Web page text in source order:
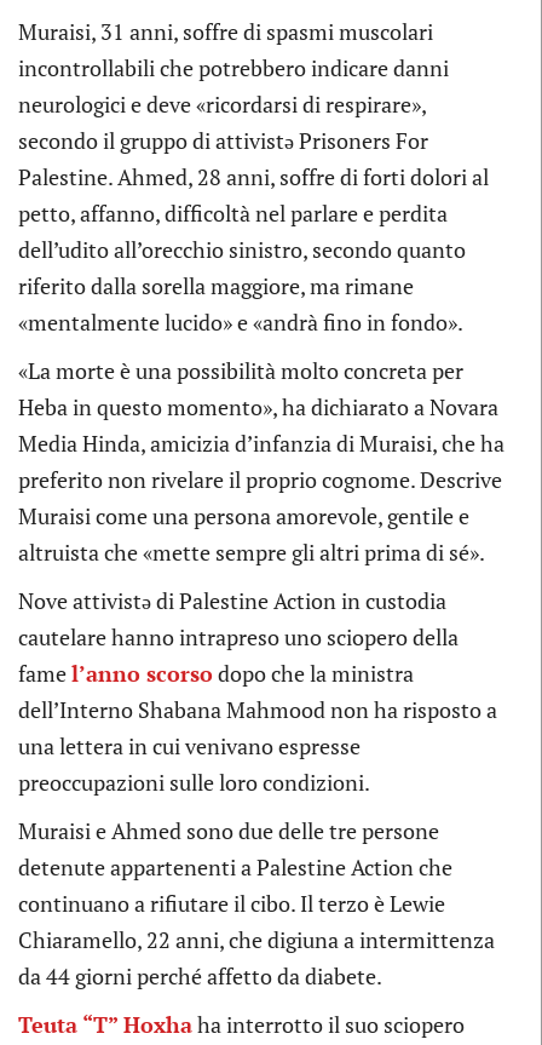
Muraisi, 31 anni, soffre di spasmi muscolari
incontrollabili che potrebbero indicare danni
neurologici e deve «ricordarsi di respirare»,
secondo il gruppo di attivistə Prisoners For
Palestine. Ahmed, 28 anni, soffre di forti dolori al
petto, affanno, difficoltà nel parlare e perdita
dell’udito all’orecchio sinistro, secondo quanto
riferito dalla sorella maggiore, ma rimane
«mentalmente lucido» e «andrà fino in fondo».
«La morte è una possibilità molto concreta per
Heba in questo momento», ha dichiarato a Novara
Media Hinda, amicizia d’infanzia di Muraisi, che ha
preferito non rivelare il proprio cognome. Descrive
Muraisi come una persona amorevole, gentile e
altruista che «mette sempre gli altri prima di sé».
Nove attivistə di Palestine Action in custodia
cautelare hanno intrapreso uno sciopero della
famel’anno scorsodopo che la ministra
dell’Interno Shabana Mahmood non ha risposto a
una lettera in cui venivano espresse
preoccupazioni sulle loro condizioni.
Muraisi e Ahmed sono due delle tre persone
detenute appartenenti a Palestine Action che
continuano a rifiutare il cibo. Il terzo è Lewie
Chiaramello, 22 anni, che digiuna a intermittenza
da 44 giorni perché affetto da diabete.
Teuta “T” Hoxhaha interrotto il suo sciopero